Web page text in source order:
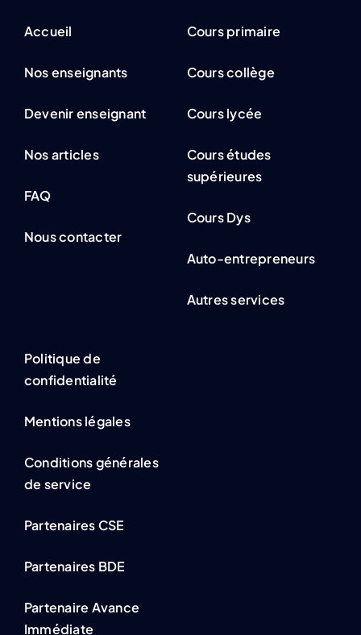
Accueil
Nos enseignants
Devenir enseignant
Nos articles
FAQ
Nous contacter
Cours primaire
Cours collège
Cours lycée
Cours études
supérieures
Cours Dys
Auto-entrepreneurs
Autres services
Politique de
confidentialité
Mentions légales
Conditions générales
de service
Partenaires CSE
Partenaires BDE
Partenaire Avance
Immédiate